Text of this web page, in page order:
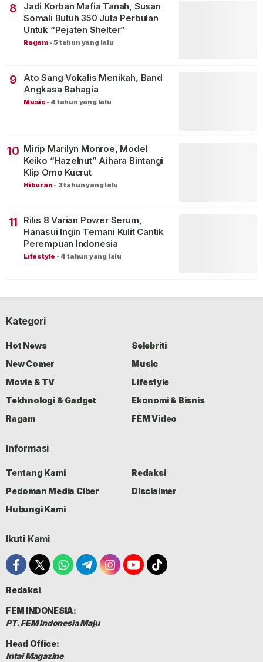
8
Jadi Korban Mafia Tanah, Susan
Somali Butuh 350 Juta Perbulan
Untuk “Pejaten Shelter”
Ragam -5 tahun yang lalu
9
Ato Sang Vokalis Menikah, Band
Angkasa Bahagia
Music - 4 tahun yang lalu
10 Mirip Marilyn Monroe, Model
Keiko “Hazelnut” Aihara Bintangi
Klip Omo Kucrut
Hiburan - 3 tahun yang lalu
11
Rilis 8 Varian Power Serum,
Hanasui Ingin Temani Kulit Cantik
Perempuan Indonesia
Lifestyle - 4 tahun yang lalu
Kategori
Hot News
Selebriti
New Comer
Music
Movie & TV
Lifestyle
Tekhnologi & Gadget
Ekonomi & Bisnis
Ragam
FEM Video
Informasi
Tentang Kami
Redaksi
Pedoman Media Ciber
Disclaimer
Hubungi Kami
Ikuti Kami
Redaksi
FEM INDONESIA:
PT. FEM Indonesia Maju
Head Office:
Intai Magazine